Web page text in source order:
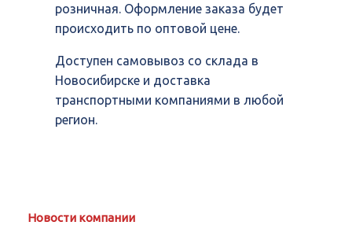
розничная. Оформление заказа будет
происходить по оптовой цене.
Доступен самовывоз со склада в
Новосибирске и доставка
транспортными компаниями в любой
регион.
Новости компании